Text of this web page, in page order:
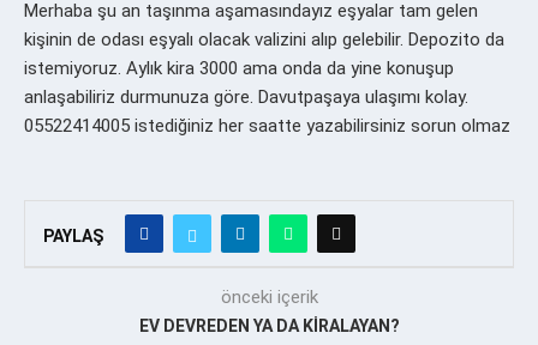
Merhaba şu an taşınma aşamasındayız eşyalar tam gelen
kişinin de odası eşyalı olacak valizini alıp gelebilir. Depozito da
istemiyoruz. Aylık kira 3000 ama onda da yine konuşup
anlaşabiliriz durmunuza göre. Davutpaşaya ulaşımı kolay.
05522414005 istediğiniz her saatte yazabilirsiniz sorun olmaz
PAYLAŞ
önceki içerik
EV DEVREDEN YA DA KİRALAYAN?